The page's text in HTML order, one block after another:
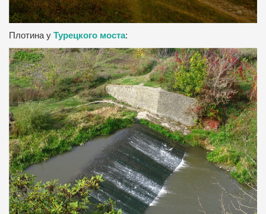
Плотина у Турецкого моста: